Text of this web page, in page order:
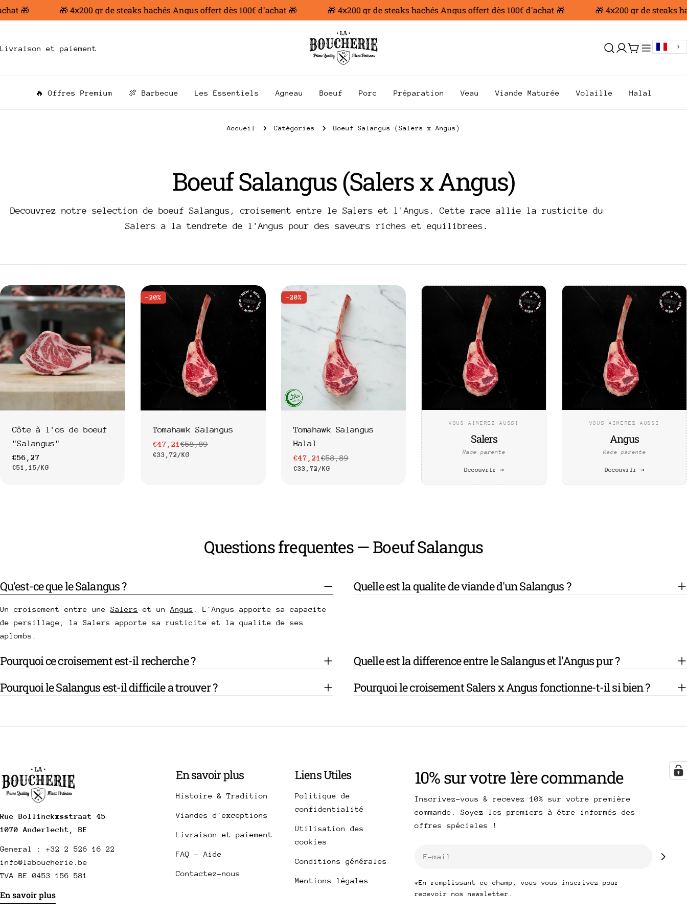
Aller
au
🎁 🎁 4x200 gr de steaks hachés Angus offert dès 100€ d'achat 🎁 🎁 4x200 gr de steaks hachés Angus offert dès 100€ d'achat 🎁 🎁 4x200 gr de steaks
Livraison et paiement
Se
Chariot
🔥 Offres Premium 🍖 Barbecue Les Essentiels Agneau Boeuf Porc Préparation Veau Viande Maturée Volaille Halal
Accueil Catégories Boeuf Salangus (Salers x Angus)
C
o
l
e
t
i
o
n
Boeuf Salangus (Salers x Angus)
Decouvrez notre selection de boeuf Salangus, croisement entre le Salers et l'Angus. Cette race allie la rusticite du
Salers a la tendrete de l'Angus pour des saveurs riches et equilibrees.
Côte à l'os de boeuf
"Salangus"
Prix
€56,27
PRIX
€51,15/PAR
KG
-20%
Tomahawk Salangus
Prix
€47,21
Prix
€58,89
PRIX
€33,72/PAR
KG
-20%
Tomahawk Salangus
Halal
Prix
€47,21
Prix
€58,89
PRIX
€33,72/PAR
KG
VOUS AIMEREZ AUSSI
Salers
Race parente
Decouvrir →
VOUS AIMEREZ AUSSI
Angus
Race parente
Decouvrir →
Questions frequentes — Boeuf Salangus
Qu'est-ce que le Salangus ?
Un croisement entre une Salers et un Angus
. L'Angus apporte sa capacite
de persillage, la Salers apporte sa rusticite et la qualite de ses
aplombs.
Quelle est la qualite de viande d'un Salangus ?
Pourquoi ce croisement est-il recherche ?
Quelle est la difference entre le Salangus et l'Angus pur ?
Pourquoi le Salangus est-il difficile a trouver ?
Pourquoi le croisement Salers x Angus fonctionne-t-il si bien ?
Rue Bollinckxsstraat 45
1070 Anderlecht, BE
General : +32 2 526 16 22
info@laboucherie.be
TVA BE 0453 156 581
En savoir plus
En savoir plus
Histoire & Tradition
Viandes d'exceptions
Livraison et paiement
FAQ - Aide
Contactez-nous
Liens Utiles
Politique de
confidentialité
Utilisation des
cookies
Conditions générales
Mentions légales
10% sur votre 1ère commande
Inscrivez-vous & recevez 10% sur votre première
commande. Soyez les premiers à être informés des
offres spéciales !
*En remplissant ce champ, vous vous inscrivez pour
recevoir nos newsletter.